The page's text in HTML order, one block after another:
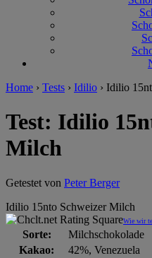
Home › Tests › Idilio › Idilio
Test: Idilio
Milch
Getestet von Peter Berger
Idilio 15nto Schweizer Milch
Wie wir
Sorte:
Milchschokolade
Kakao:
42%, Venezuela